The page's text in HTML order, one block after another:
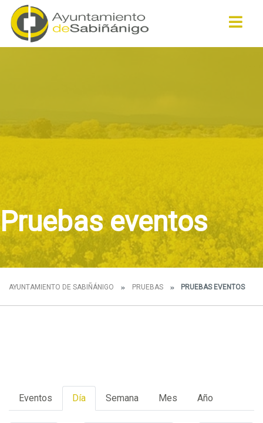
Pruebas eventos
AYUNTAMIENTO DE SABIÑÁNIGO PRUEBAS PRUEBAS EVENTOS
Eventos Día Semana Mes Año